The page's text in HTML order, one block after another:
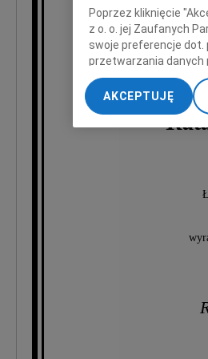
Poprzez kliknięcie
z o. o. jej Zaufanych
swoje preferencje dot.
przetwarzania danych
„Ustawienia
My, nasi Zaufani
dokładnych danych
Przechowywanie
AKCEPTUJĘ